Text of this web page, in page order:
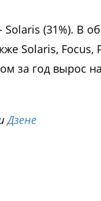
Solaris (31%). В
Solaris, Focus,
за год вырос
Дзене